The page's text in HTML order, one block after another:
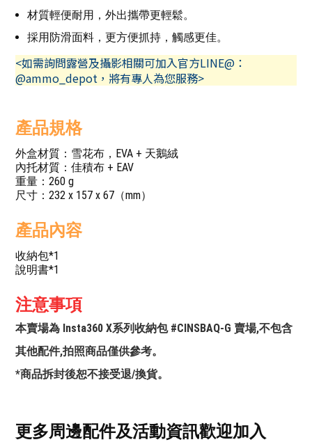
材質輕便耐用，外出攜帶更輕鬆。
採用防滑面料，更方便抓持，觸感更佳。
<如需詢問露營及攝影相關可加入官方LINE@：
@ammo_depot，將有專人為您服務>
產品規格
外盒材質：雪花布，EVA + 天鵝絨
內托材質：佳積布 + EAV
重量：260 g
尺寸：232 x 157 x 67（mm）
產品內容
收納包*1
說明書*1
注意事項
本賣場為 Insta360 X系列收納包 #CINSBAQ-G 賣場,不包含
其他配件,拍照商品僅供參考。
*商品拆封後恕不接受退/換貨。
更多周邊配件及活動資訊歡迎加入